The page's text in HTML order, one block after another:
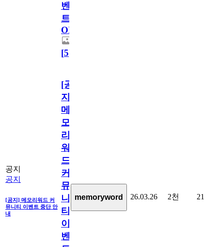
벤
트
OPEN!
[5]
공지
공지
[공지] 메모리워드 커
뮤니티 이벤트 중단 안
내
[공
지]
메
모
리
워
드
커
뮤
니
티
이
벤
memoryword 26.03.26 2천 21